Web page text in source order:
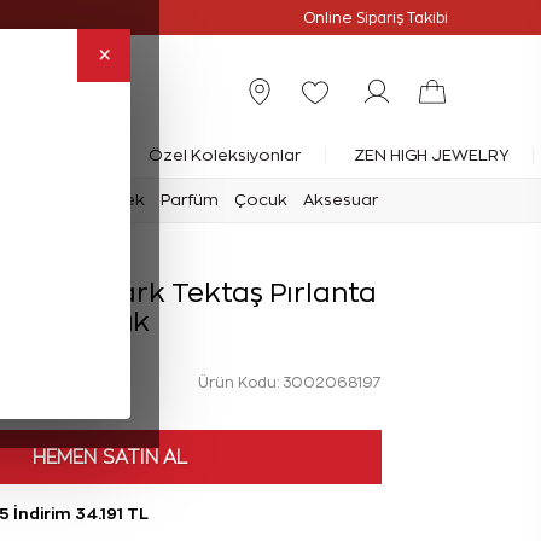
×
Online Sipariş Takibi
Yüzük Özel Koleksiyonlar ZEN HIGH JEWELRY
Erkek Parfüm Çocuk Aksesuar
Tektaş Pırlanta
Yüzük
Ürün Kodu: 3002068197
HEMEN SATIN AL
İndirim 34.191 TL